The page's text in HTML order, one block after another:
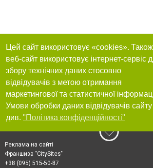
Цей сайт використовує «cookies». Також
веб-сайт використовує інтернет-сервіс
збору технічних даних стосовно
відвідувачів з метою отримання
маркетингової та статистичної
Умови обробки даних відвідувачів сайту
див. "Політика конфіденційності"
Реклама на сайті
Франшиза "CitySites"
+38 (095) 515-50-87